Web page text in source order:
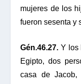
mujeres de los
fueron sesenta y
Gén.46.27. Y los
Egipto, dos
casa de Jacob,